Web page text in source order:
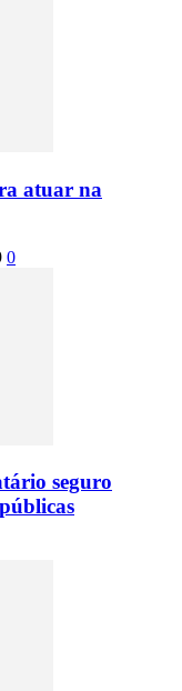
atuar na
0
seguro